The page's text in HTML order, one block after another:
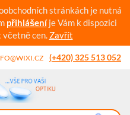
stránkách je nutná
přihlášeníje Vám k dispozici
cen. Zavřít
(+420) 325 513 052